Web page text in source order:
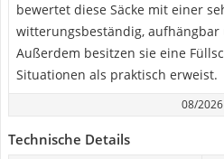
bewertet diese Säcke mit einer
witterungsbeständig,
Außerdem besitzen sie eine
Situationen als praktisch erweist.
08/2026
Technische Details